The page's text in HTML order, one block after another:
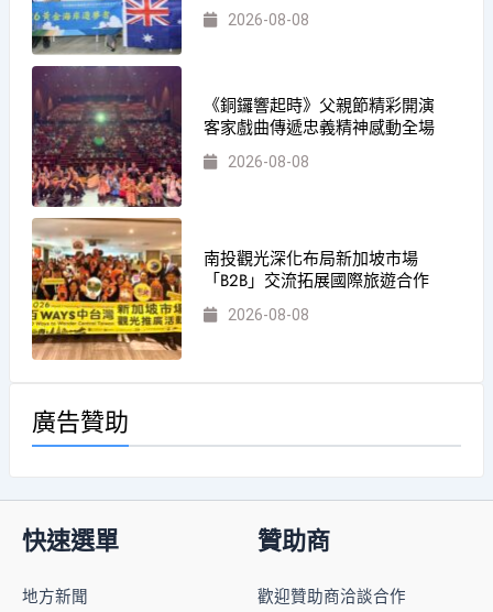
2026-08-08
《銅鑼響起時》父親節精彩開演
客家戲曲傳遞忠義精神感動全場
2026-08-08
南投觀光深化布局新加坡市場
「B2B」交流拓展國際旅遊合作
2026-08-08
廣告贊助
快速選單
地方新聞
贊助商
歡迎贊助商洽談合作